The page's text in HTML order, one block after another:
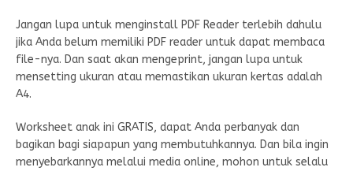
Jangan lupa untuk menginstall PDF Reader terlebih dahulu
jika Anda belum memiliki PDF reader untuk dapat membaca
file-nya. Dan saat akan mengeprint, jangan lupa untuk
mensetting ukuran atau memastikan ukuran kertas adalah
A4.
Worksheet anak ini GRATIS, dapat Anda perbanyak dan
bagikan bagi siapapun yang membutuhkannya. Dan bila ingin
menyebarkannya melalui media online, mohon untuk selalu